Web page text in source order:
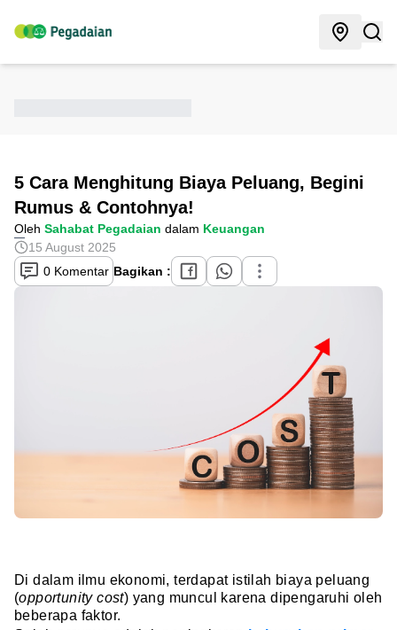
5 Cara Menghitung Biaya Peluang, Begini
Rumus & Contohnya!
Oleh Sahabat Pegadaian dalam Keuangan
15 August 2025
0 Komentar Bagikan :
Di dalam ilmu ekonomi, terdapat istilah biaya peluang
(opportunity cost) yang muncul karena dipengaruhi oleh
beberapa faktor.